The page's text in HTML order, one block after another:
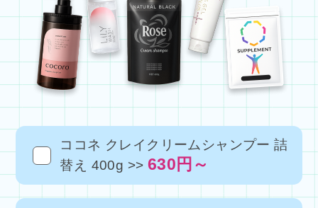
ココネ クレイクリームシャンプー 詰
替え 400g >> 630円～